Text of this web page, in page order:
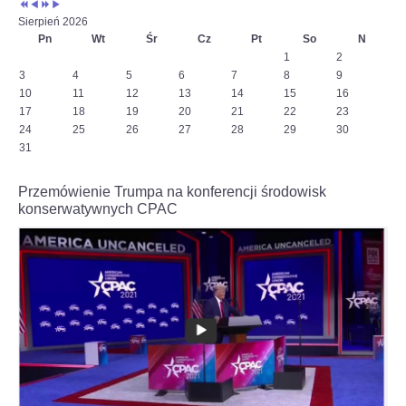
jeden.
Na
szachownicy
nas
wojna
–
powiedział
w
Interia.pl
szachista.
Czytaj
więcej
na
https://sport.interia.pl/szachy/news-
jan-
krzysztof-
duda-
dla-
interia-
pl-
Sierpień 2026
Pn
Wt Śr Cz Pt So
N
1
2
3
4 5 6 7 8
9
10
11 12 13 14 15
16
17
18 19 20 21 22
23
24
25 26 27 28 29
30
31
Przemówienie Trumpa na konferencji środowisk
konserwatywnych CPAC